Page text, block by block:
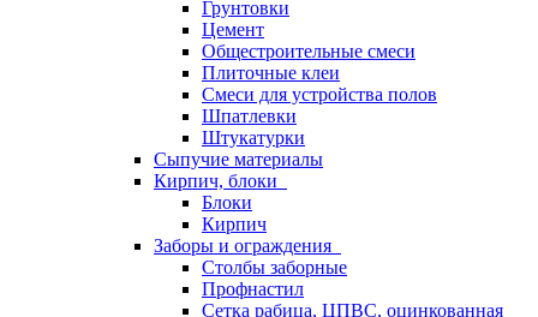
Грунтовки
Цемент
Общестроительные смеси
Плиточные клеи
Смеси для устройства полов
Шпатлевки
Штукатурки
Сыпучие материалы
Кирпич, блоки
Блоки
Кирпич
Заборы и ограждения
Столбы заборные
Профнастил
Сетка рабица, ЦПВС, оцинкованная